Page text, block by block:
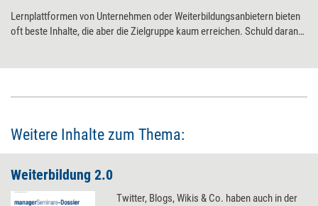
Lernplattformen von Unternehmen oder Weiterbildungsanbietern bieten
oft beste Inhalte, die aber die Zielgruppe kaum erreichen. Schuld daran
Weitere Inhalte zum Thema:
Weiterbildung 2.0
Twitter, Blogs, Wikis & Co. haben auch in der